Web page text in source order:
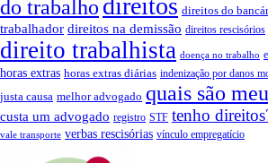
do trabalho direitos direitos do
trabalhador direitos na demissão direitos rescisórios
direito trabalhista doença no trabalho
horas extras horas extras diárias indenização por danos
justa causa melhor advogado quais são
custa um advogado registro STF tenho
vale transporte verbas rescisórias vínculo empregatício